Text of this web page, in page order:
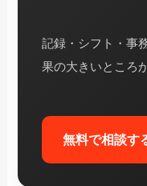
記録・シフト・事
果の大きいところ
無料で相談す